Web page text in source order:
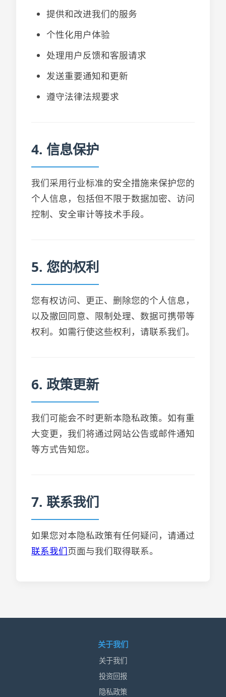
提供和改进我们的服务
个性化用户体验
处理用户反馈和客服请求
发送重要通知和更新
遵守法律法规要求
4. 信息保护
我们采用行业标准的安全措施来保护您的
个人信息，包括但不限于数据加密、访问
控制、安全审计等技术手段。
5. 您的权利
您有权访问、更正、删除您的个人信息，
以及撤回同意、限制处理、数据可携带等
权利。如需行使这些权利，请联系我们。
6. 政策更新
我们可能会不时更新本隐私政策。如有重
大变更，我们将通过网站公告或邮件通知
等方式告知您。
7. 联系我们
如果您对本隐私政策有任何疑问，请通过
联系我们页面与我们取得联系。
关于我们
关于我们
投资回报
隐私政策